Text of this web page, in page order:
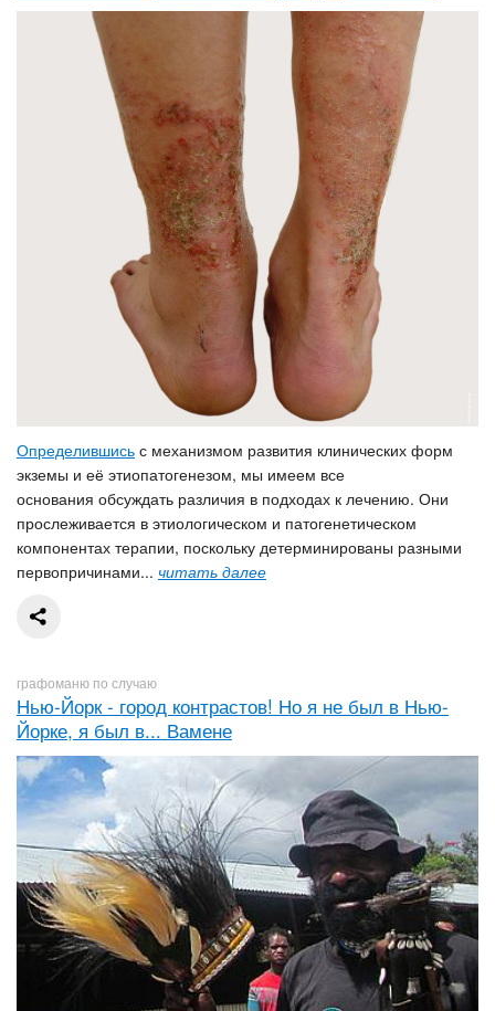
Определившись с механизмом развития клинических форм
экземы и её этиопатогенезом, мы имеем все
основания обсуждать различия в подходах к лечению. Они
прослеживается в этиологическом и патогенетическом
компонентах терапии, поскольку детерминированы разными
первопричинами... читать далее
графоманю по случаю
Нью-Йорк - город контрастов! Но я не был в Нью-
Йорке, я был в... Вамене